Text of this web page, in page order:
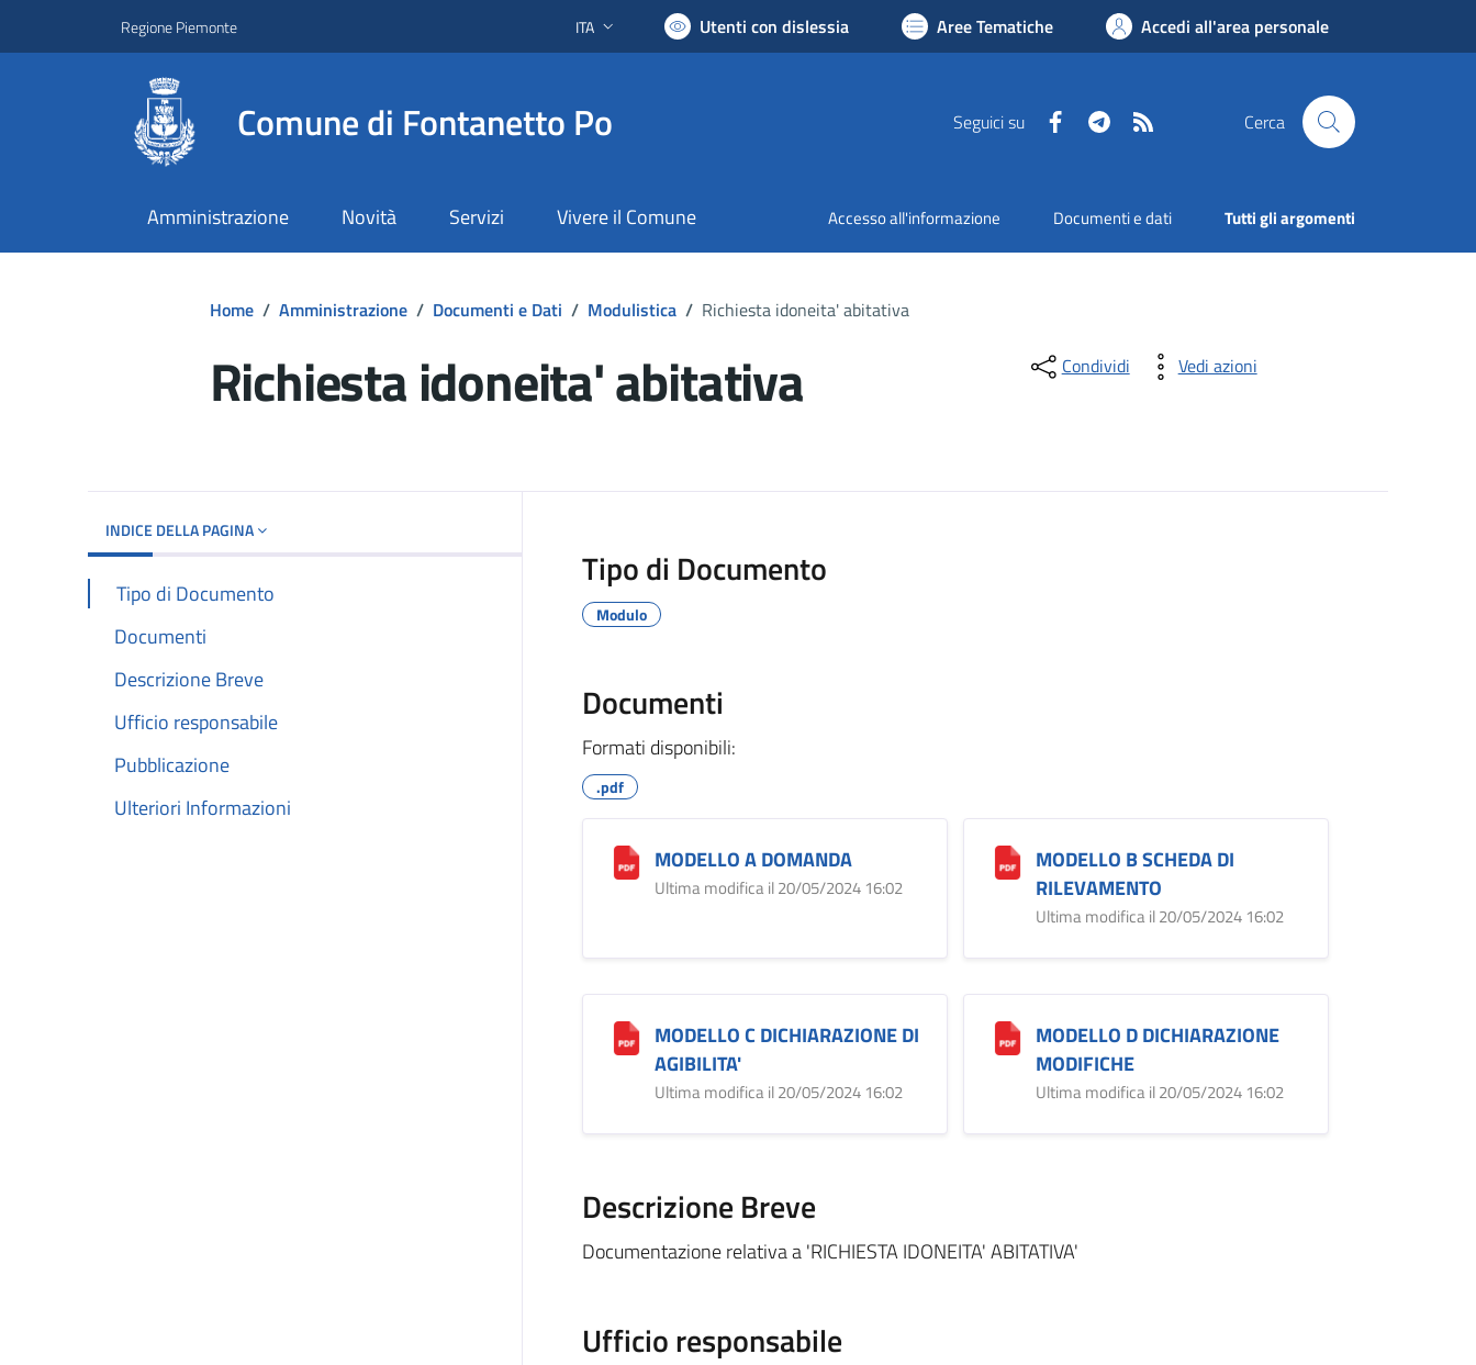
Regione Piemonte Lingua attiva:
ITA Utenti con dislessia Aree Tematiche Accedi all'area personale
Comune di Fontanetto Po Seguici su FacebookTelegram Cerca
Amministrazione Novità Servizi Vivere il Comune Accesso all'informazione Documenti e dati Tutti gli argomenti
Home / Amministrazione / Documenti e Dati / Modulistica / Richiesta idoneita' abitativa
Richiesta idoneita' abitativa Condividi Vedi azioni
INDICE DELLA PAGINA
Tipo di Documento
Documenti
Descrizione Breve
Ufficio responsabile
Pubblicazione
Ulteriori Informazioni
Tipo di Documento
Modulo
Documenti
Formati disponibili:
.pdf
MODELLO A DOMANDA
Ultima modifica il 20/05/2024 16:02
MODELLO B SCHEDA DI
RILEVAMENTO
Ultima modifica il 20/05/2024 16:02
MODELLO C DICHIARAZIONE DI
AGIBILITA'
Ultima modifica il 20/05/2024 16:02
MODELLO D DICHIARAZIONE
MODIFICHE
Ultima modifica il 20/05/2024 16:02
Descrizione Breve
Documentazione relativa a 'RICHIESTA IDONEITA' ABITATIVA'
Ufficio responsabile